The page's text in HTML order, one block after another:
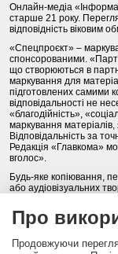
Онлайн-медіа
старше 21 року.
відповідність віковим
«Спецпроєкт» –
спонсорованими.
що створюються в
маркування для
підготовлених самими
відповідальності не
«благодійність»,
маркування
Відповідальність за
Редакція «Главкома»
вголос».
Будь-яке копіювання,
або аудіовізуальних
Політика
КОНТАКТИ НАША
Про
Продовжуючи